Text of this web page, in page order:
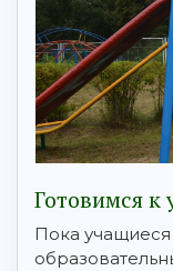
Готовимся к
Пока учащиеся